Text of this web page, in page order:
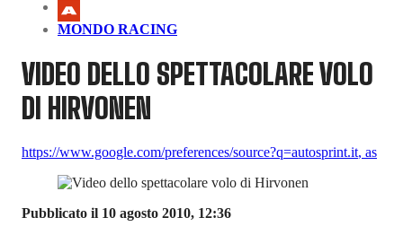
MONDO RACING
VIDEO DELLO SPETTACOLARE VOLO
DI HIRVONEN
https://www.google.com/preferences/source?q=autosprint.it, as
Pubblicato il 10 agosto 2010, 12:36